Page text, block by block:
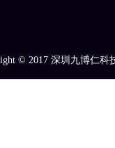
© 2017 深圳九博仁科